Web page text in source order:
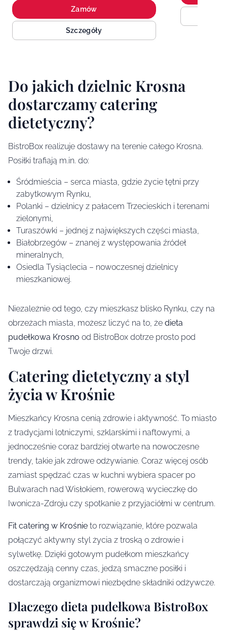
Zamów
Szczegóły
Do jakich dzielnic Krosna
dostarczamy catering
dietetyczny?
BistroBox realizuje dostawy na terenie całego Krosna.
Posiłki trafiają m.in. do:
Śródmieścia – serca miasta, gdzie życie tętni przy
zabytkowym Rynku,
Polanki – dzielnicy z pałacem Trzecieskich i terenami
zielonymi,
Turaszówki – jednej z największych części miasta,
Białobrzegów – znanej z występowania źródeł
mineralnych,
Osiedla Tysiąclecia – nowoczesnej dzielnicy
mieszkaniowej.
Niezależnie od tego, czy mieszkasz blisko Rynku, czy na
obrzeżach miasta, możesz liczyć na to, że dieta
pudełkowa Krosno od BistroBox dotrze prosto pod
Twoje drzwi.
Catering dietetyczny a styl
życia w Krośnie
Mieszkańcy Krosna cenią zdrowie i aktywność. To miasto
z tradycjami lotniczymi, szklarskimi i naftowymi, a
jednocześnie coraz bardziej otwarte na nowoczesne
trendy, takie jak zdrowe odżywianie. Coraz więcej osób
zamiast spędzać czas w kuchni wybiera spacer po
Bulwarach nad Wisłokiem, rowerową wycieczkę do
Iwonicza-Zdroju czy spotkanie z przyjaciółmi w centrum.
Fit catering w Krośnie to rozwiązanie, które pozwala
połączyć aktywny styl życia z troską o zdrowie i
sylwetkę. Dzięki gotowym pudełkom mieszkańcy
oszczędzają cenny czas, jedzą smaczne posiłki i
dostarczają organizmowi niezbędne składniki odżywcze.
Dlaczego dieta pudełkowa BistroBox
sprawdzi się w Krośnie?